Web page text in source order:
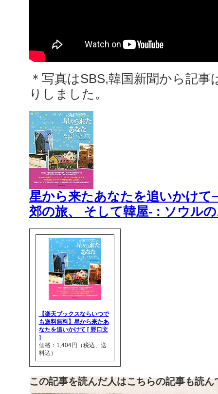
＊写真はSBS,韓国新聞から記
りしました。
星から来たあなたを追いかけて
郊の旅、 そして韓屋- : ソウル
【楽天ブックスならいつで
も送料無料】星から来たあ
なたを追いかけて [ 野口文
]
価格：1,404円（税込、送
料込）
この記事を読んだ人はこちらの記事も読ん